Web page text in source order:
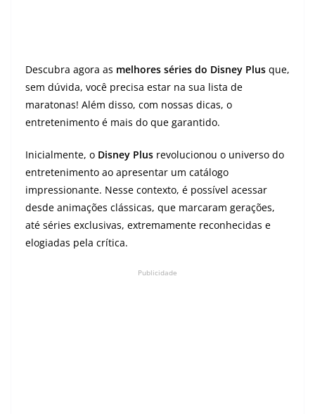
Descubra agora as melhores séries do Disney Plus que,
sem dúvida, você precisa estar na sua lista de
maratonas! Além disso, com nossas dicas, o
entretenimento é mais do que garantido.
Inicialmente, o Disney Plus revolucionou o universo do
entretenimento ao apresentar um catálogo
impressionante. Nesse contexto, é possível acessar
desde animações clássicas, que marcaram gerações,
até séries exclusivas, extremamente reconhecidas e
elogiadas pela crítica.
Publicidade